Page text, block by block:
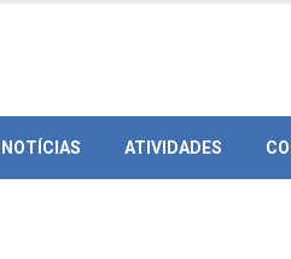
NOTÍCIAS ATIVIDADES